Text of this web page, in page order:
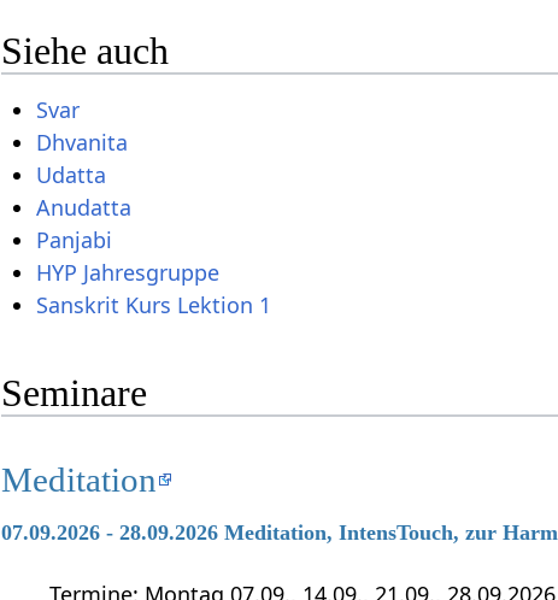
Siehe auch
Svar
Dhvanita
Udatta
Anudatta
Panjabi
HYP Jahresgruppe
Sanskrit Kurs Lektion 1
Seminare
Meditation
07.09.2026 - 28.09.2026 Meditation, IntensTouch, zur